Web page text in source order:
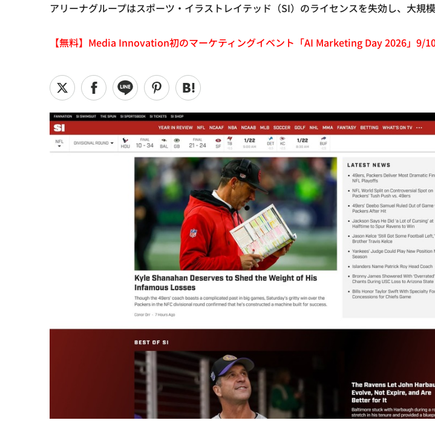
アリーナグループはスポーツ・イラストレイテッド（SI）のライセンスを失効し、大規
【無料】Media Innovation初のマーケティングイベント「AI Marketing Day 2026」9/